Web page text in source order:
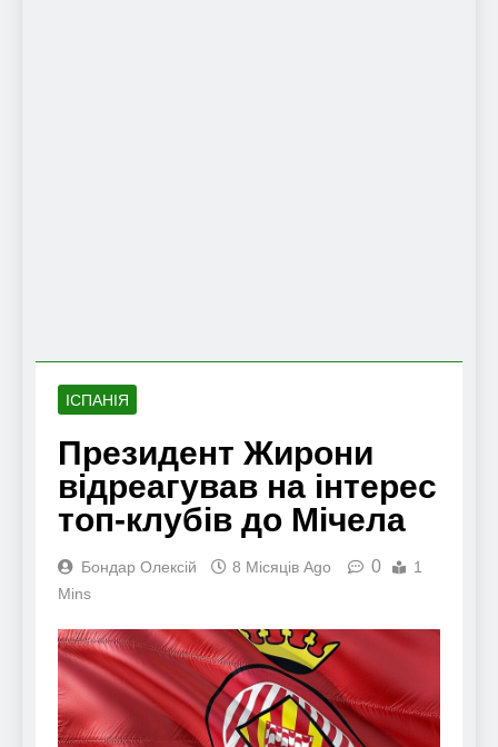
ІСПАНІЯ
Президент Жирони
відреагував на інтерес
топ-клубів до Мічела
Бондар Олексій 8 Місяців Ago 0
1
Mins